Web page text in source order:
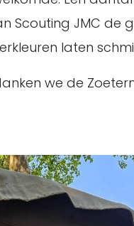
Scouting JMC
laten
we de